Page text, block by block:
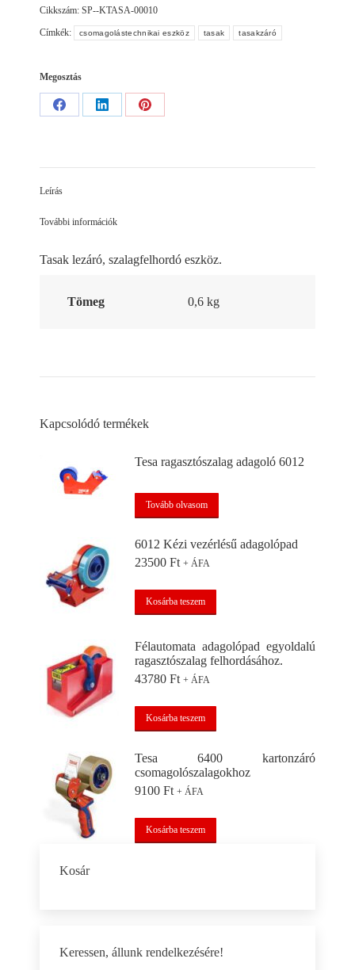
Cikkszám: SP--KTASA-00010
Címkék:
csomagolástechnikai eszköz tasak tasakzáró
Megosztás
Share
Share
Share
Leírás
További információk
Tasak lezáró, szalagfelhordó eszköz.
Tömeg 0,6 kg
Kapcsolódó termékek
Tesa ragasztószalag adagoló 6012
Tovább olvasom
6012 Kézi vezérlésű adagolópad
23500 Ft + ÁFA
Kosárba teszem
Félautomata adagolópad egyoldalú
ragasztószalag felhordásához.
43780 Ft + ÁFA
Kosárba teszem
Tesa 6400 kartonzáró
csomagolószalagokhoz
9100 Ft + ÁFA
Kosárba teszem
Kosár
Keressen, állunk rendelkezésére!